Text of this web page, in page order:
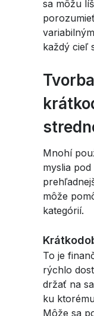
sa môžu
každý cieľ
Mnohí
myslia
môže
kategórií.
To je
rýchlo
držať na
ku
Môže sa